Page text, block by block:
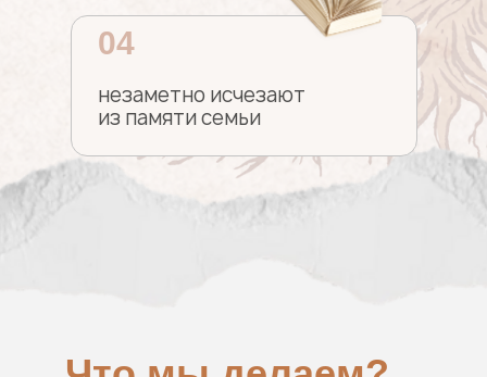
04
незаметно исчезают
из памяти семьи